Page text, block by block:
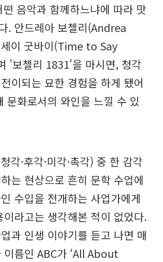
음악과 함께하느냐에 따라 맛
. 안드레아 보첼리(Andrea
이 굿바이(Time to Say
'보첼리 1831'을 마시면, 청각
이되는 묘한 경험을 하게 됐어
문화로서의 와인을 느낄 수 있
각·후각·미각·촉각) 중 한 감각
는 현상으로 흔히 문학 수업에
수입을 전개하는 사업가에게
라고는 생각해본 적이 없었다.
과 인생 이야기를 듣고 나면 매
름인 ABC가 ‘All About